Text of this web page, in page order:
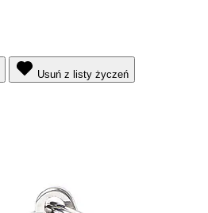
Usuń z listy życzeń